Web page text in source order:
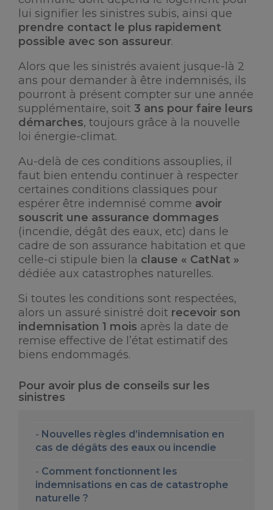
lui signifier les sinistres subis, ainsi que
prendre contact le plus rapidement
possible avec son assureur.
Alors que les sinistrés avaient jusque-là 2
ans pour demander à être indemnisés, ils
pourront à présent compter sur une année
supplémentaire, soit 3 ans pour faire leurs
démarches, toujours grâce à la nouvelle
loi énergie-climat.
Au-delà de ces conditions assouplies, il
faut bien entendu continuer à respecter
certaines conditions classiques pour
espérer être indemnisé comme avoir
souscrit une assurance dommages
(incendie, dégât des eaux, etc) dans le
cadre de son assurance habitation et que
celle-ci stipule bien la clause « CatNat »
dédiée aux catastrophes naturelles.
Si toutes les conditions sont respectées,
alors un assuré sinistré doit recevoir son
indemnisation 1 mois après la date de
remise effective de l’état estimatif des
biens endommagés.
Pour avoir plus de conseils sur les
sinistres
Nouvelles règles d’indemnisation en
cas de dégâts des eaux ou incendie
Comment fonctionnent les
indemnisations en cas de catastrophe
naturelle ?